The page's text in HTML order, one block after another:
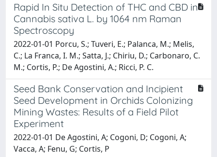
Rapid In Situ Detection of THC and CBD in
Cannabis sativa L. by 1064 nm Raman
Spectroscopy
2022-01-01 Porcu, S.; Tuveri, E.; Palanca, M.; Melis,
C.; La Franca, I. M.; Satta, J.; Chiriu, D.; Carbonaro, C.
M.; Cortis, P.; De Agostini, A.; Ricci, P. C.
Seed Bank Conservation and Incipient
Seed Development in Orchids Colonizing
Mining Wastes: Results of a Field Pilot
Experiment
2022-01-01 De Agostini, A; Cogoni, D; Cogoni, A;
Vacca, A; Fenu, G; Cortis, P